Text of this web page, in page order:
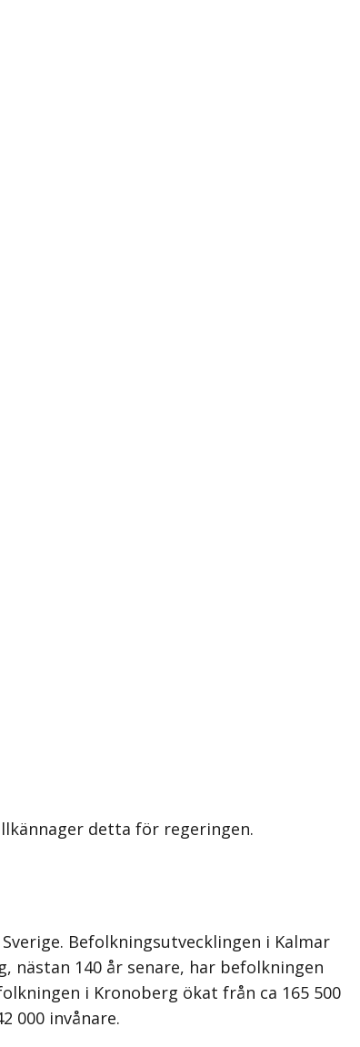
detta för regeringen.
Befolkningsutvecklingen i Kalmar
nästan 140 år senare, har befolkningen
i Kronoberg ökat från ca 165 500
000 invånare.